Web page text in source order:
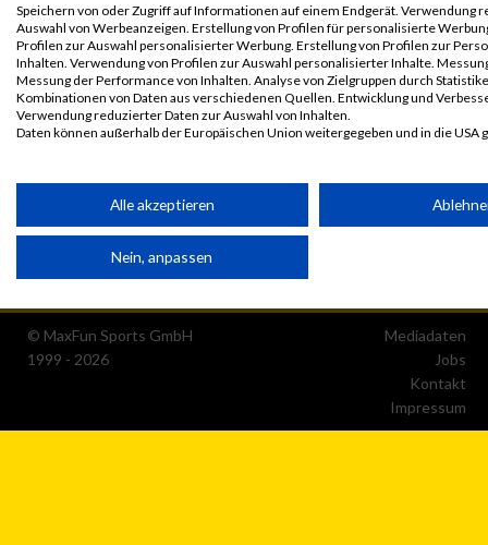
© MaxFun Sports GmbH
1999 - 2026
Mediadaten
Jobs
Kontakt
Impressum
Speichern von oder Zugriff auf Informationen auf einem Endgerät. Verwendung
Auswahl von Werbeanzeigen. Erstellung von Profilen für personalisierte
Profilen zur Auswahl personalisierter Werbung. Erstellung von Profilen zur
Inhalten. Verwendung von Profilen zur Auswahl personalisierter Inhalte.
Messung der Performance von Inhalten. Analyse von Zielgruppen durch
Kombinationen von Daten aus verschiedenen Quellen. Entwicklung und
Verwendung reduzierter Daten zur Auswahl von Inhalten.
Daten können außerhalb der Europäischen Union weitergegeben und in die USA
Partnerliste anzeigen (1 IAB-Anbieter)
Wir nutzen Ihre Daten für folgende Zwecke:
IAB-Verarbeitungszwecke:
Endgerät
Verwendung reduzierter Daten zur Auswahl von
Alle akzeptieren
Nein, anpassen